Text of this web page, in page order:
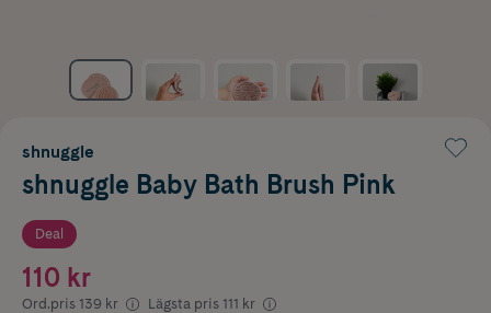
shnuggle
shnuggle Baby Bath Brush Pink
Deal
110 kr
Ord.pris 139 kr Lägsta pris 111 kr